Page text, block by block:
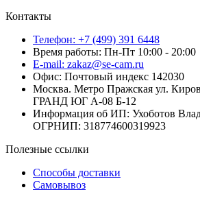
Контакты
Телефон: +7 (499) 391 6448
Время работы: Пн-Пт 10:00 - 20:00
E-mail: zakaz@se-cam.ru
Офис: Почтовый индекс 142030
Москва. Метро Пражская ул.
ГРАНД ЮГ А-08 Б-12
Информация об ИП: Ухоботов
ОГРНИП: 318774600319923
Полезные ссылки
Способы доставки
Самовывоз